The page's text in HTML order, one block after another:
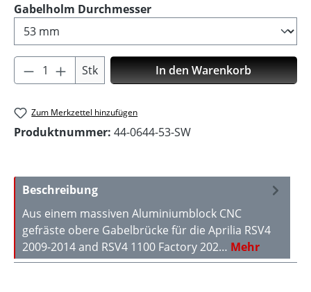
Gabelholm Durchmesserauswählen
Produkt Anzahl: Gib den gewünschten
Stk In den Warenkorb
Zum Merkzettel hinzufügen
Produktnummer: 44-0644-53-SW
Beschreibung
Aus einem massiven Aluminiumblock CNC
gefräste obere Gabelbrücke für die Aprilia RSV4
2009-2014 and RSV4 1100 Factory 202… Mehr